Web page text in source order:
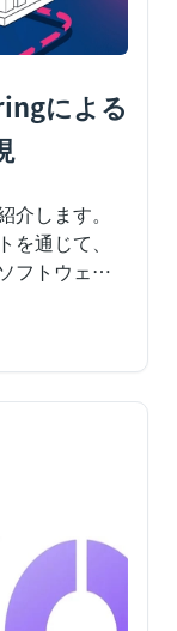
による
します。
通じて、
フトウェア
の最新の
カオスエン
説明しませ
、より現代
しょう。カ
るには、